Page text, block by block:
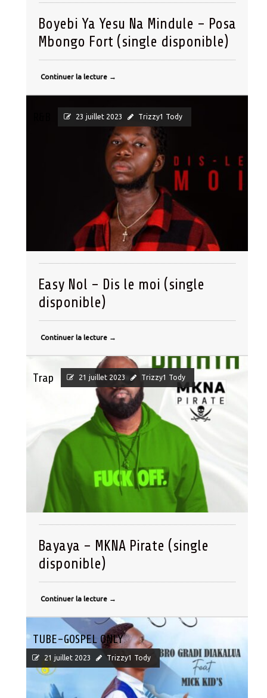
Boyebi Ya Yesu Na Mindule – Posa
Mbongo Fort (single disponible)
Continuer la lecture →
23 juillet 2023 Trizzy1 Tody
Easy Nol – Dis le moi (single
disponible)
Continuer la lecture →
Trap 21 juillet 2023 Trizzy1 Tody
Bayaya – MKNA Pirate (single
disponible)
Continuer la lecture →
TUBE-GOSPEL ONLY
21 juillet 2023 Trizzy1 Tody